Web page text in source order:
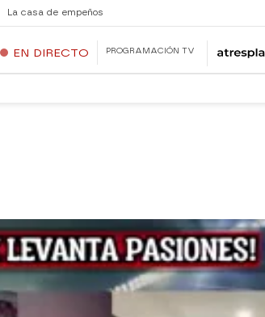
La casa de empeños
EN DIRECTO PROGRAMACIÓN TV